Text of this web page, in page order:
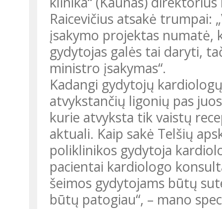
Raicevičius atsakė trumpai:
įsakymo projektas numatė,
gydytojas galės tai daryti,
ministro įsakymas“.
Kadangi gydytojų
atvykstančių ligonių pas
kurie atvyksta tik vaistų
aktuali. Kaip sakė Telšių
poliklinikos gydytoja
pacientai kardiologo
šeimos gydytojams būtų
būtų patogiau“, – mano